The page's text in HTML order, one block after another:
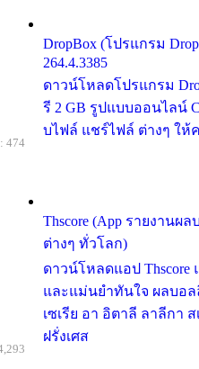
DropBox (โปรแกรม
264.4.3385
ดาวน์โหลดโปรแกรม
รี 2 GB รูปแบบออนไลน์
บไฟล์ แชร์ไฟล์ ต่างๆ ให้
Thscore (App รายงาน
ต่างๆ ทั่วโลก)
ดาวน์โหลดแอป Thscore
และแม่นยำทันใจ ผลบอ
เซเรีย อา อิตาลี ลาลีกา
ฝรั่งเศส
474